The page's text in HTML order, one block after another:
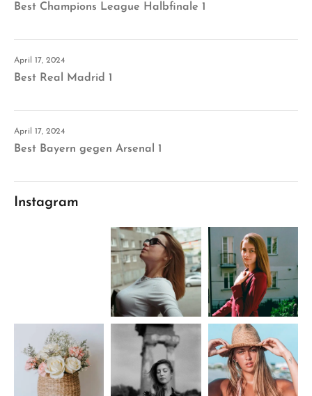
Best Champions League Halbfinale 1
April 17, 2024
Best Real Madrid 1
April 17, 2024
Best Bayern gegen Arsenal 1
Instagram